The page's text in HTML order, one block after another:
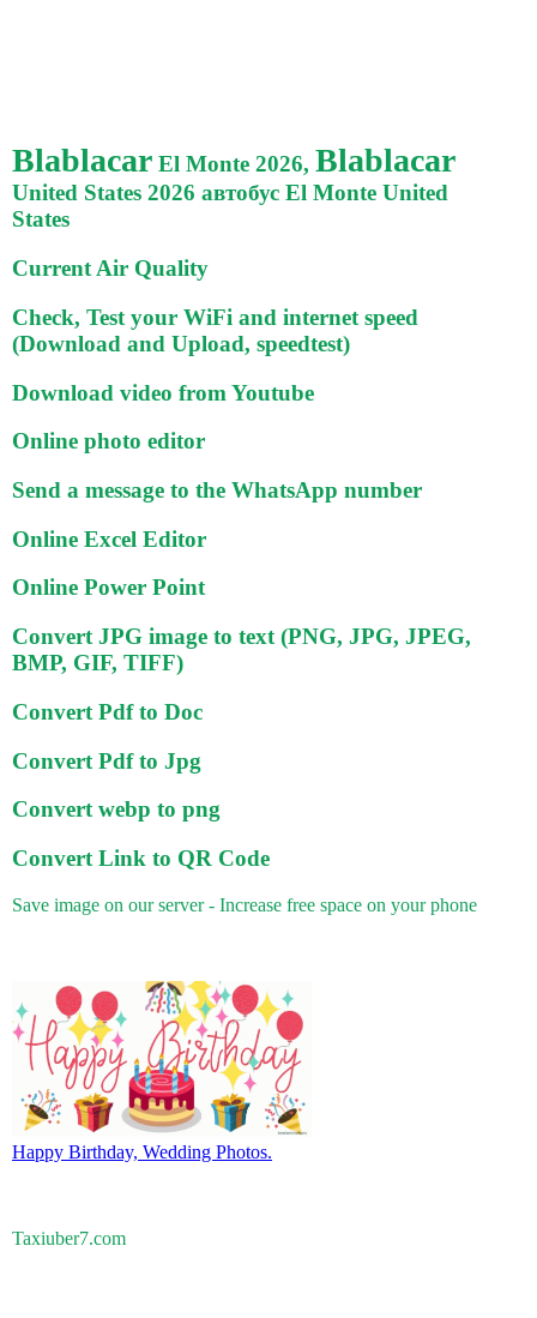
Blablacar El Monte 2026, Blablacar
United States 2026 автобус El Monte United
States
Current Air Quality
Check, Test your WiFi and internet speed
(Download and Upload, speedtest)
Download video from Youtube
Online photo editor
Send a message to the WhatsApp number
Online Excel Editor
Online Power Point
Convert JPG image to text (PNG, JPG, JPEG,
BMP, GIF, TIFF)
Convert Pdf to Doc
Convert Pdf to Jpg
Convert webp to png
Convert Link to QR Code
Save image on our server - Increase free space on your phone
Happy Birthday, Wedding Photos.
Taxiuber7.com